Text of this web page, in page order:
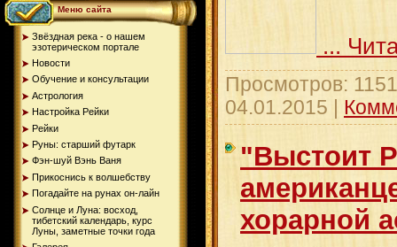
Меню сайта
Звёздная река - о нашем
эзотерическом портале
Новости
Обучение и консультации
Астрология
Настройка Рейки
Рейки
Руны: старший футарк
Фэн-шуй Вэнь Ваня
Прикоснись к волшебству
Погадайте на рунах oн-лайн
Солнце и Луна: восход,
тибетский календарь, курс
Луны, заметные точки года
...
Просмотров:
04.01.2015
"Выстоит
хорарной